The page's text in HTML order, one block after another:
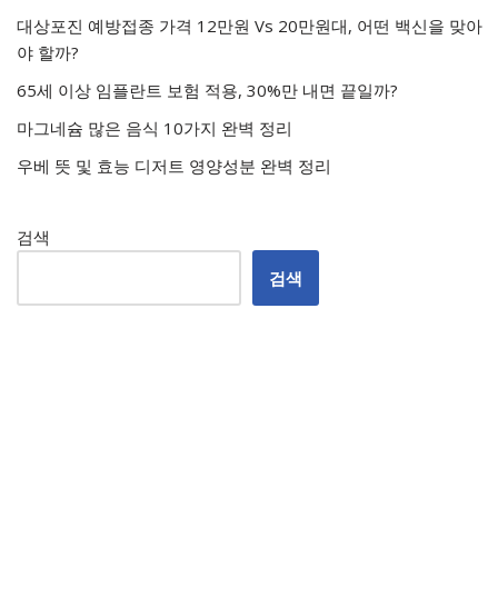
대상포진 예방접종 가격 12만원 Vs 20만원대, 어떤 백신을 맞아
야 할까?
65세 이상 임플란트 보험 적용, 30%만 내면 끝일까?
마그네슘 많은 음식 10가지 완벽 정리
우베 뜻 및 효능 디저트 영양성분 완벽 정리
검색
검색